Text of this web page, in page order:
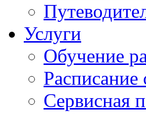
Услуги
Обучение
Расписание
Сервисная